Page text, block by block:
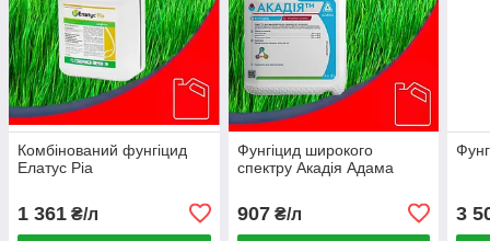
Комбінований фунгіцид
Елатус Ріа
1 361 ₴/л
Фунгіцид широкого
спектру Акадія Адама
907₴/л 3